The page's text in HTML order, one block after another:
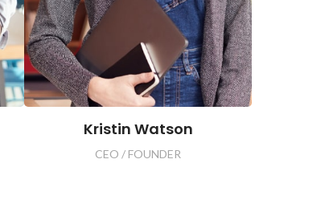
Kristin Watson
CEO / FOUNDER